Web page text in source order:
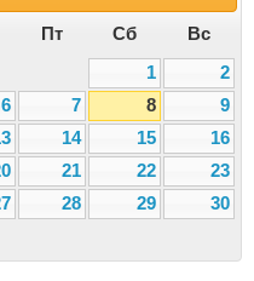
Пт Сб
Вс
1
2
6 7 8
9
14 15
16
21 22
23
28 29
30